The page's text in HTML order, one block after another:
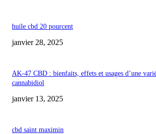
huile cbd 20 pourcent
janvier 28, 2025
AK-47 CBD : bienfaits, effets et usages d’une
cannabidiol
janvier 13, 2025
cbd saint maximin